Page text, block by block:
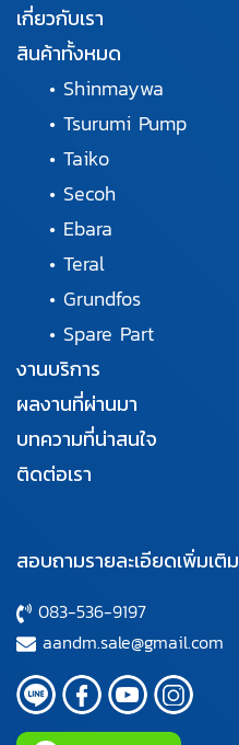
เกี่ยวกับเรา
สินค้าทั้งหมด
• Shinmaywa
• Tsurumi Pump
• Taiko
• Secoh
• Ebara
• Teral
• Grundfos
• Spare Part
งานบริการ
ผลงานที่ผ่านมา
บทความที่น่าสนใจ
ติดต่อเรา
สอบถามรายละเอียดเพิ่มเติม
083-536-9197
aandm.sale@gmail.com